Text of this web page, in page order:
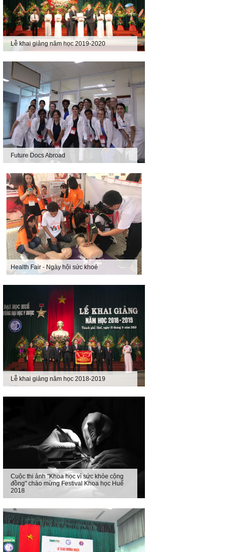
Lễ khai giảng năm học 2019-2020
Future Docs Abroad
Health Fair - Ngày hội sức khoẻ
Lễ khai giảng năm học 2018-2019
Cuộc thi ảnh "Khoa học vì sức khỏe cộng
đồng" chào mừng Festival Khoa học Huế
2018